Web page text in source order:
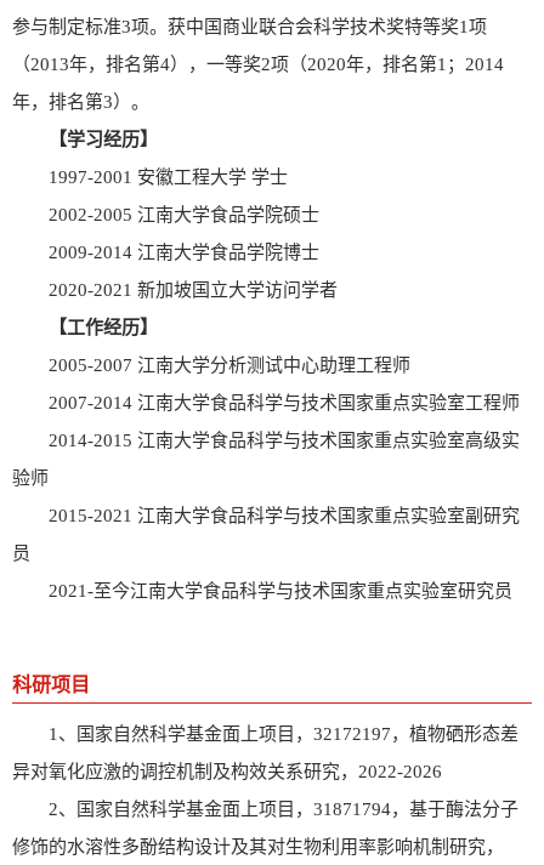
参与制定标准3项。获中国商业联合会科学技术奖特等奖1项
（2013年，排名第4），一等奖2项（2020年，排名第1；2014
年，排名第3）。
【学习经历】
1997-2001 安徽工程大学 学士
2002-2005 江南大学食品学院硕士
2009-2014 江南大学食品学院博士
2020-2021 新加坡国立大学访问学者
【工作经历】
2005-2007 江南大学分析测试中心助理工程师
2007-2014 江南大学食品科学与技术国家重点实验室工程师
2014-2015 江南大学食品科学与技术国家重点实验室高级实
验师
2015-2021 江南大学食品科学与技术国家重点实验室副研究
员
2021-至今江南大学食品科学与技术国家重点实验室研究员
科研项目
1、国家自然科学基金面上项目，32172197，植物硒形态差
异对氧化应激的调控机制及构效关系研究，2022-2026
2、国家自然科学基金面上项目，31871794，基于酶法分子
修饰的水溶性多酚结构设计及其对生物利用率影响机制研究，